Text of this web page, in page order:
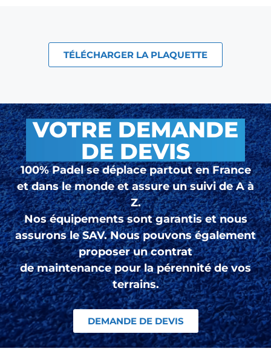
TÉLÉCHARGER LA PLAQUETTE
VOTRE DEMANDE
DE DEVIS
100% Padel se déplace partout en France
et dans le monde et assure un suivi de A à
Z.
Nos équipements sont garantis et nous
assurons le SAV. Nous pouvons également
proposer un contrat
de maintenance pour la pérennité de vos
terrains.
DEMANDE DE DEVIS